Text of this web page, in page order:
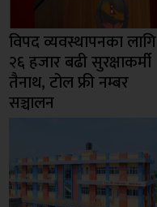
विपद व्यवस्थापनका लागि
२६ हजार बढी सुरक्षाकर्मी
तैनाथ, टोल फ्री नम्बर
सञ्चालन